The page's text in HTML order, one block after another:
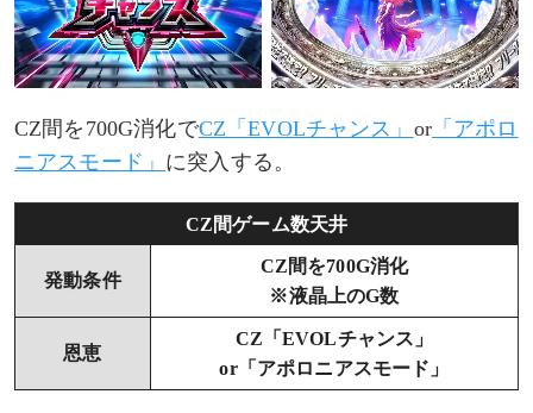
CZ間を700G消化でCZ「EVOLチャンス」 or「アポロ
ニアスモード」 に突入する。
CZ間ゲーム数天井
発動条件
CZ間を700G消化
※液晶上のG数
恩恵
CZ「EVOLチャンス」
or「アポロニアスモード」